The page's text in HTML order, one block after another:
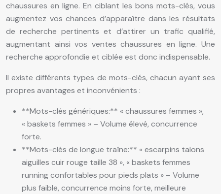
chaussures en ligne. En ciblant les bons mots-clés, vous
augmentez vos chances d’apparaître dans les résultats
de recherche pertinents et d’attirer un trafic qualifié,
augmentant ainsi vos ventes chaussures en ligne. Une
recherche approfondie et ciblée est donc indispensable.
Il existe différents types de mots-clés, chacun ayant ses
propres avantages et inconvénients :
**Mots-clés génériques:** « chaussures femmes »,
« baskets femmes » – Volume élevé, concurrence
forte.
**Mots-clés de longue traîne:** « escarpins talons
aiguilles cuir rouge taille 38 », « baskets femmes
running confortables pour pieds plats » – Volume
plus faible, concurrence moins forte, meilleure